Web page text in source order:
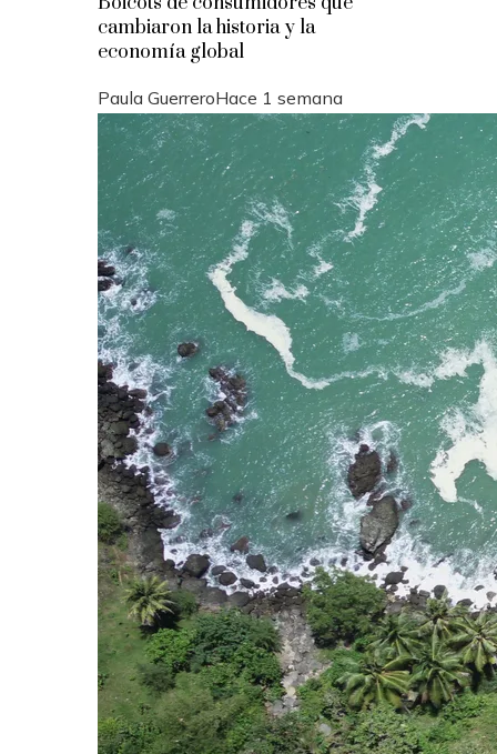
cambiaron la historia y la
economía global
Paula GuerreroHace 1 semana